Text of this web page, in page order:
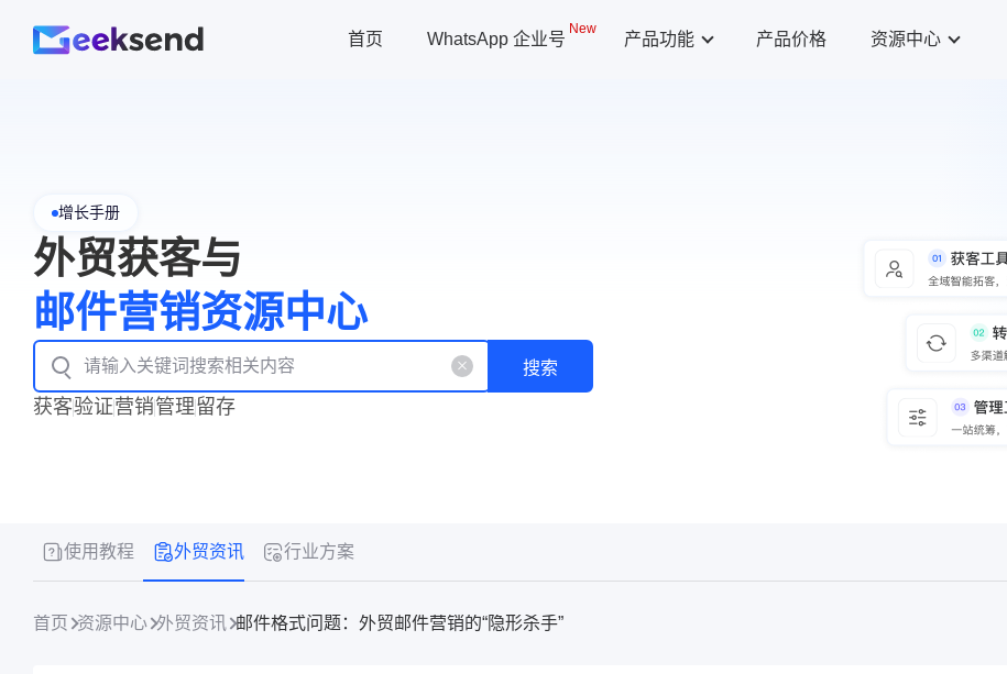
首页 WhatsApp 企业号
New
产品功能 产品价格 资源中心
增长手册
外贸获客与
邮件营销资源中心
搜索
获客验证营销管理留存
使用教程 外贸资讯 行业方案
首页 资源中心 外贸资讯 邮件格式问题：外贸邮件营销的“隐形杀手”